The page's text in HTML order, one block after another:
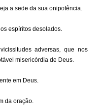
a sede da sua onipotência.
espíritos desolados.
adversas, que nos
misericórdia de Deus.
em Deus.
da oração.